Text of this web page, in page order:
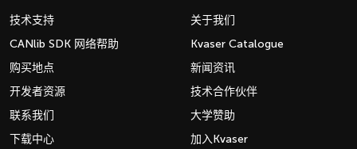
技术支持
CANlib SDK 网络帮助
购买地点
开发者资源
联系我们
下载中心
关于我们
Kvaser Catalogue
新闻资讯
技术合作伙伴
大学赞助
加入Kvaser